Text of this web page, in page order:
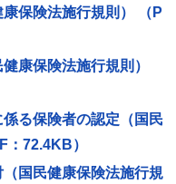
保険法施行規則） （P
康保険法施行規則）
る保険者の認定（国民
：72.4KB）
国民健康保険法施行規